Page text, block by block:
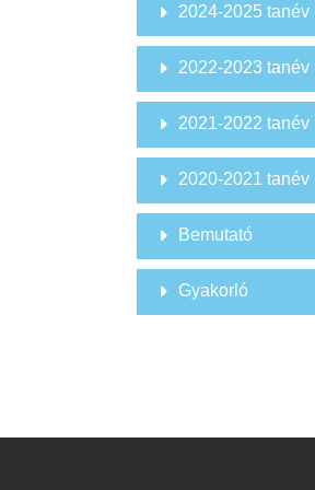
2024-2025 tanév
2022-2023 tanév
2021-2022 tanév
2020-2021 tanév
Bemutató
Gyakorló